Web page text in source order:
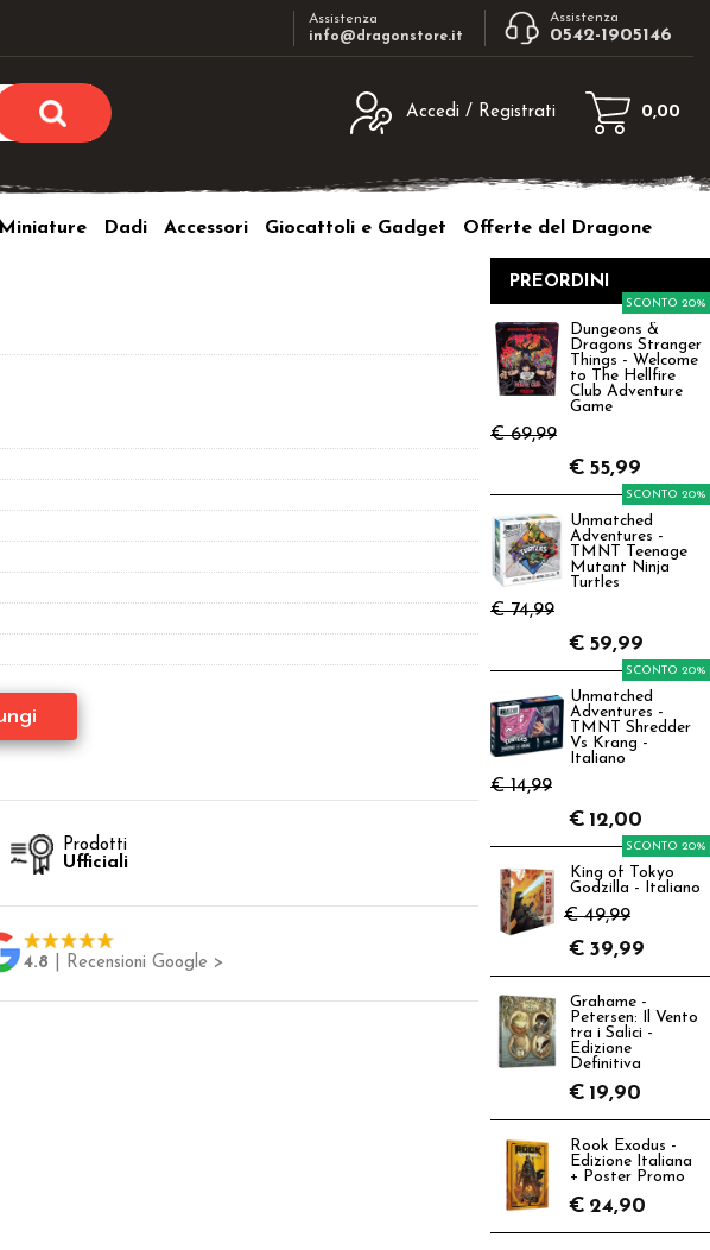
Assistenza
info@dragonstore.it
Assistenza
0542-1905146
Accedi / Registrati
utente e la password e poi clicca sul
Password:
sito clicca sul pulsante "Registrati"
0,00
Miniature Dadi Accessori Giocattoli e Gadget Offerte del Dragone
Prodotti
Ufficiali
4.8 | Recensioni Google >
PREORDINI
Dungeons &
Dragons Stranger
Things - Welcome
to The Hellfire
Club Adventure
Game
€ 69,99
SCONTO 20%
€ 55,99
Unmatched
Adventures -
TMNT Teenage
Mutant Ninja
Turtles
€ 74,99
SCONTO 20%
€ 59,99
Unmatched
Adventures -
TMNT Shredder
Vs Krang -
Italiano
€ 14,99
SCONTO 20%
€ 12,00
King of Tokyo
Godzilla - Italiano
€ 49,99
SCONTO 20%
€ 39,99
Grahame -
Petersen: Il Vento
tra i Salici -
Edizione
Definitiva
€ 19,90
Rook Exodus -
Edizione Italiana
+ Poster Promo
€ 24,90